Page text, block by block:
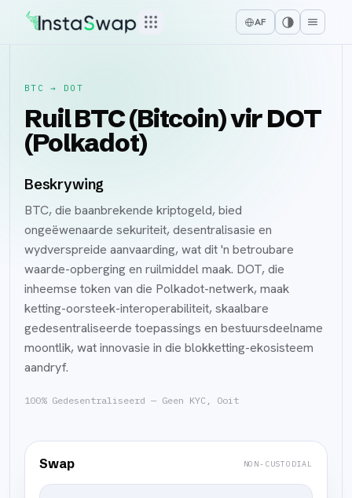
AF
BTC → DOT
Ruil BTC (Bitcoin) vir DOT
(Polkadot)
Beskrywing
BTC, die baanbrekende kriptogeld, bied
ongeëwenaarde sekuriteit, desentralisasie en
wydverspreide aanvaarding, wat dit 'n betroubare
waarde-opberging en ruilmiddel maak. DOT, die
inheemse token van die Polkadot-netwerk, maak
ketting-oorsteek-interoperabiliteit, skaalbare
gedesentraliseerde toepassings en bestuursdeelname
moontlik, wat innovasie in die blokketting-ekosisteem
aandryf.
100% Gedesentraliseerd — Geen KYC, Ooit
Swap NON-CUSTODIAL